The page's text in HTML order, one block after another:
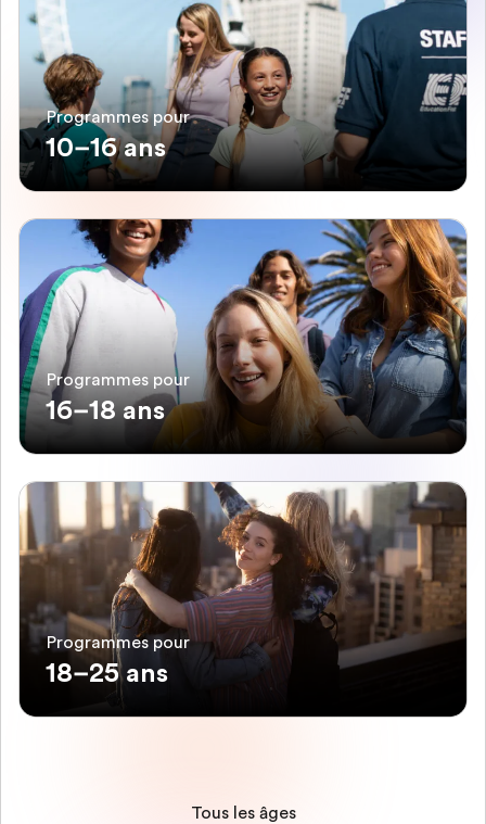
Programmes pour
10–16 ans
Programmes pour
16–18 ans
Programmes pour
18–25 ans
Tous les âges